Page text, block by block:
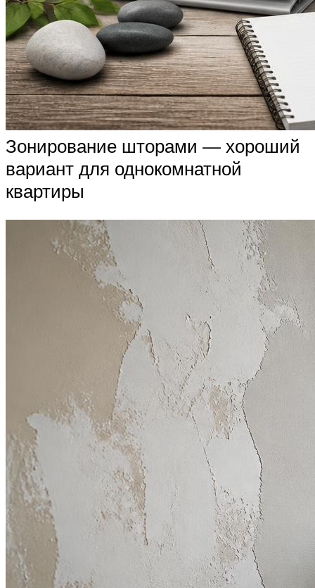
Зонирование шторами — хороший
вариант для однокомнатной
квартиры